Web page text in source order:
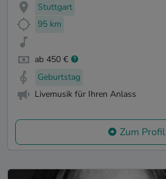
Stuttgart
95 km
ab 450 €
Geburtstag
Livemusik für Ihren Anlass
Zum Profil